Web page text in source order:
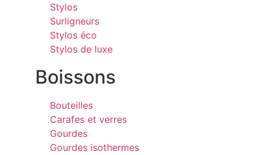
Stylos
Surligneurs
Stylos éco
Stylos de luxe
Boissons
Bouteilles
Carafes et verres
Gourdes
Gourdes isothermes